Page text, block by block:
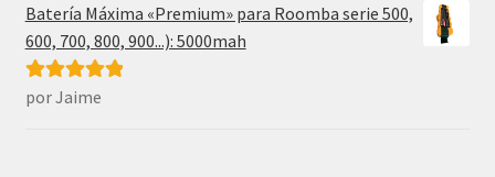
Batería Máxima «Premium» para Roomba serie 500,
600, 700, 800, 900...): 5000mah
Valorado con
por Jaime